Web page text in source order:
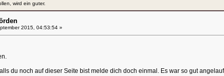
wird ein guter.
2015, 04:53:54 »
du noch auf dieser Seite bist melde dich doch einmal. Es war so gut